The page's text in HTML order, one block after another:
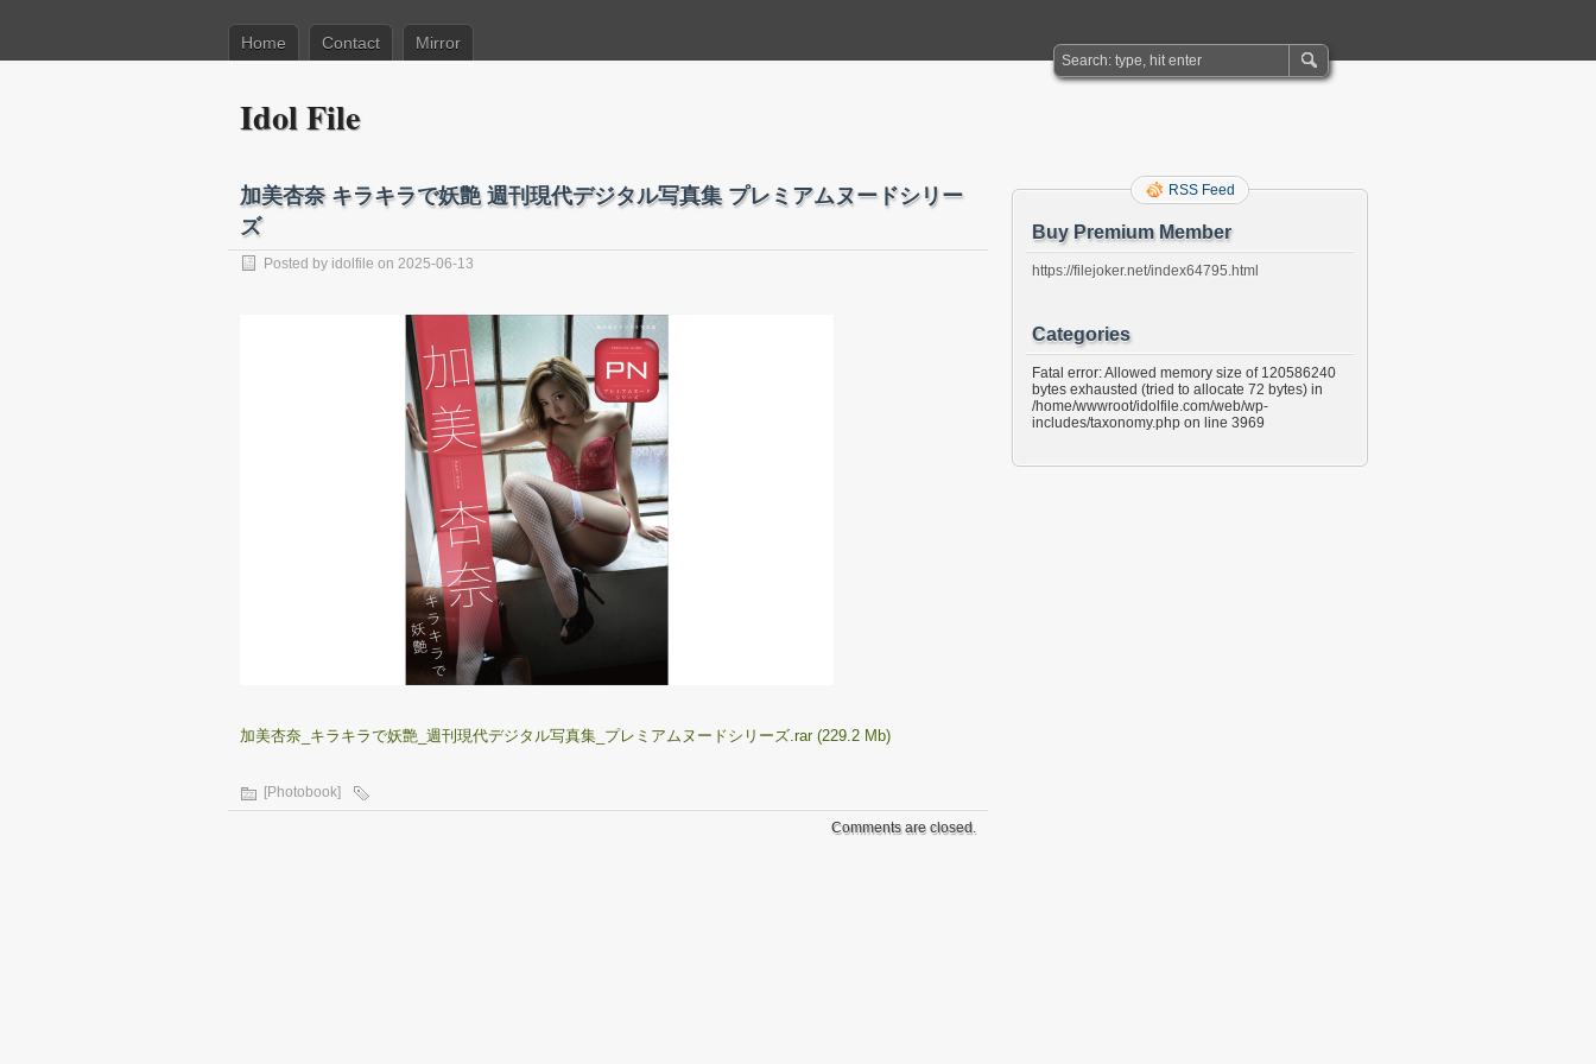
Home Contact Mirror
Idol File
加美杏奈 キラキラで妖艶 週刊現代デジタル写真集 プレミアムヌードシリー
ズ
Posted by idolfile on 2025-06-13
加美杏奈_キラキラで妖艶_週刊現代デジタル写真集_プレミアムヌードシリーズ.rar (229.2 Mb)
[Photobook]
Comments are closed.
RSS Feed
Buy Premium Member
https://filejoker.net/index64795.html
Categories
Fatal error: Allowed memory size of 120586240
bytes exhausted (tried to allocate 72 bytes) in
/home/wwwroot/idolfile.com/web/wp-
includes/taxonomy.php on line 3969